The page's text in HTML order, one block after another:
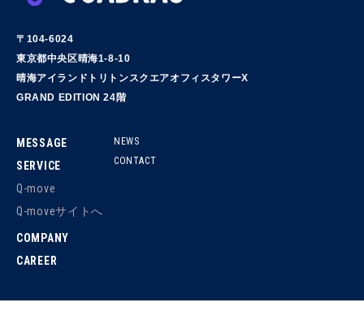
〒104-6024
東京都中央区晴海1-8-10
晴海アイランドトリトンスクエアオフィスタワーX
GRAND EDITION 24階
MESSAGE
SERVICE
Q-move
Q-moveサイトへ
COMPANY
CAREER
NEWS
CONTACT